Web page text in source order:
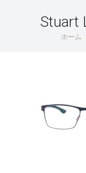
Stuart
ホーム